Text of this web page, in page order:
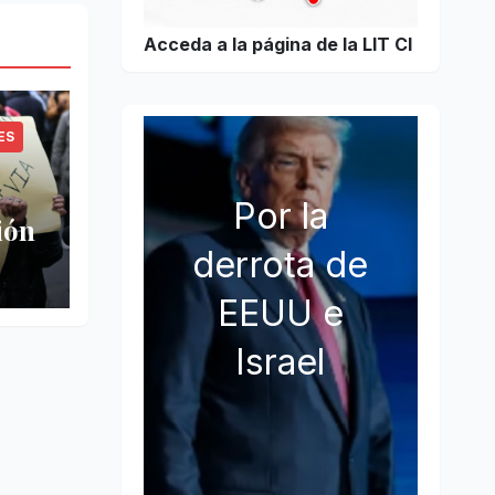
Acceda a la página de la LIT CI
Por la
derrota de
EEUU e
Israel